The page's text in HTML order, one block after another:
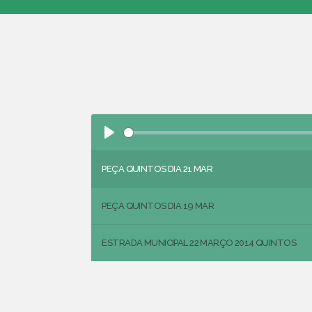
PEÇA QUINTOS DIA 21 MAR
PEÇA QUINTOS DIA 19 MAR
ESTRADA MUNICIPAL 22 MARÇO 2014 QUINTOS